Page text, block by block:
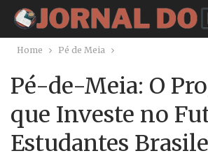
Home Pé de Meia
Pé-de-Meia: O
que Investe no
Estudantes